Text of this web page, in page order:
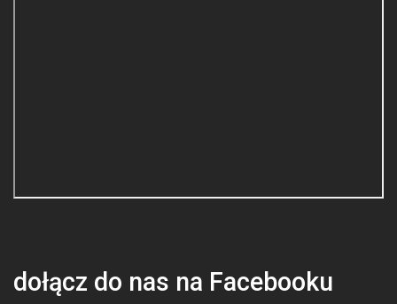
ó
dołącz do nas na Facebooku